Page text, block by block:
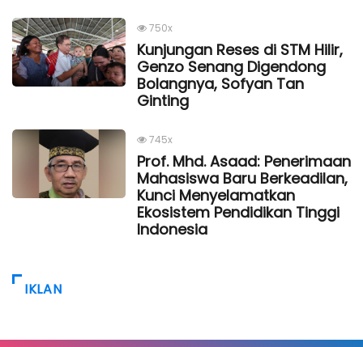
750x
Kunjungan Reses di STM Hilir,
Genzo Senang Digendong
Bolangnya, Sofyan Tan
Ginting
745x
Prof. Mhd. Asaad: Penerimaan
Mahasiswa Baru Berkeadilan,
Kunci Menyelamatkan
Ekosistem Pendidikan Tinggi
Indonesia
IKLAN